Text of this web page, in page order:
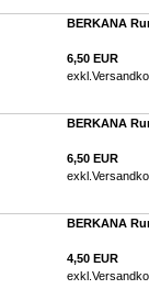
BERKANA
6,50 EUR
exkl.
BERKANA
6,50 EUR
exkl.
BERKANA
4,50 EUR
exkl.